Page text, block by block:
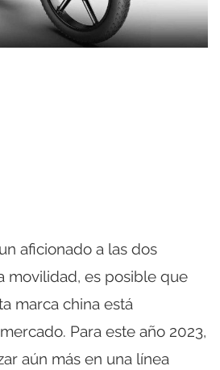
aficionado a las dos
movilidad, es posible que
marca china está
Para este año 2023,
aún más en una línea